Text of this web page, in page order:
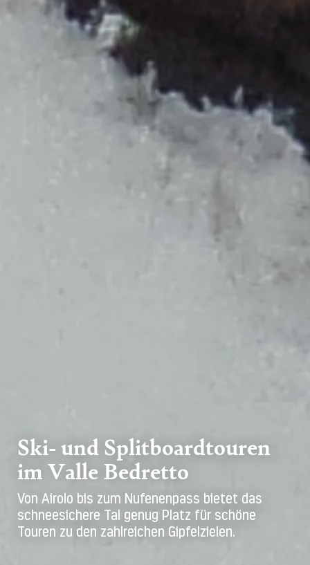
Ski- und Splitboardtouren
im Valle Bedretto
Von Airolo bis zum Nufenenpass bietet das
schneesichere Tal genug Platz für schöne
Touren zu den zahlreichen Gipfelzielen.